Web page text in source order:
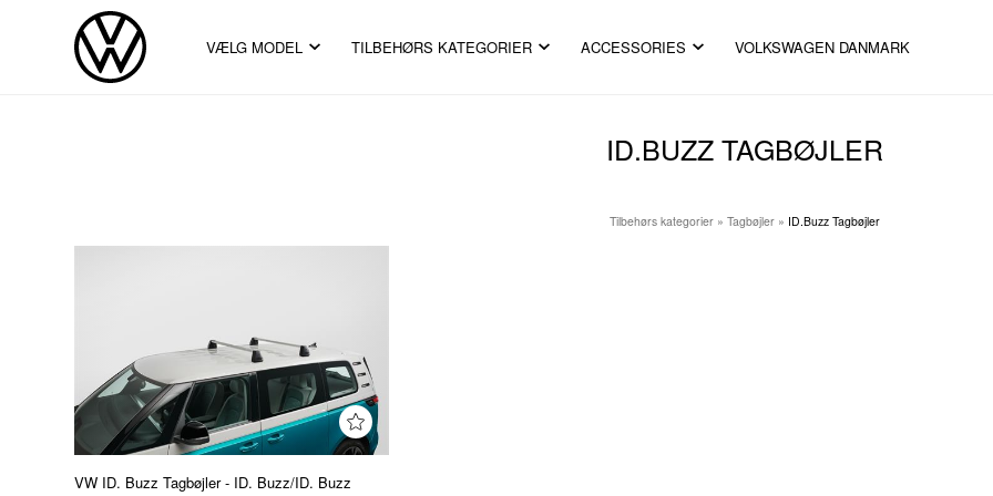
VÆLG MODEL TILBEHØRS KATEGORIER ACCESSORIES VOLKSWAGEN DANMARK
ID.BUZZ TAGBØJLER
Tilbehørs kategorier» Tagbøjler» ID.Buzz Tagbøjler
VW ID. Buzz Tagbøjler - ID. Buzz/ID. Buzz